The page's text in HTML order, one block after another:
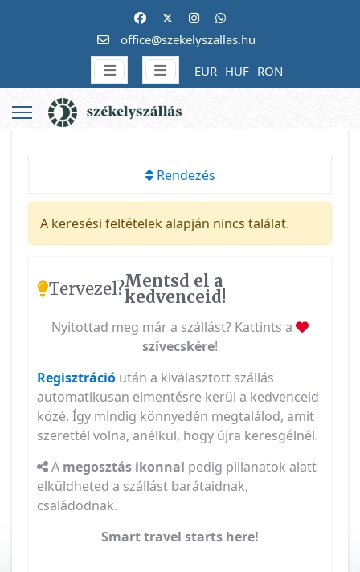
office@szekelyszallas.hu
EUR HUF RON
Rendezés
A keresési feltételek alapján nincs találat.
Tervezel?Mentsd el a
kedvenceid!
Nyitottad meg már a szállást? Kattints a
szívecskére!
Regisztráció után a kiválasztott szállás
automatikusan elmentésre kerül a kedvenceid
közé. Így mindig könnyedén megtalálod, amit
szerettél volna, anélkül, hogy újra keresgélnél.
A megosztás ikonnal pedig pillanatok alatt
elküldheted a szállást barátaidnak,
családodnak.
Smart travel starts here!